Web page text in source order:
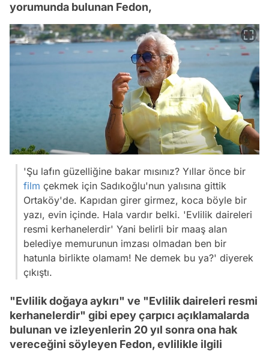
yorumunda bulunan Fedon,
'Şu lafın güzelliğine bakar mısınız? Yıllar önce bir
film çekmek için Sadıkoğlu'nun yalısına gittik
Ortaköy'de. Kapıdan girer girmez, koca böyle bir
yazı, evin içinde. Hala vardır belki. 'Evlilik daireleri
resmi kerhanelerdir' Yani belirli bir maaş alan
belediye memurunun imzası olmadan ben bir
hatunla birlikte olamam! Ne demek bu ya?' diyerek
çıkıştı.
"Evlilik doğaya aykırı" ve "Evlilik daireleri resmi
kerhanelerdir" gibi epey çarpıcı açıklamalarda
bulunan ve izleyenlerin 20 yıl sonra ona hak
vereceğini söyleyen Fedon, evlilikle ilgili